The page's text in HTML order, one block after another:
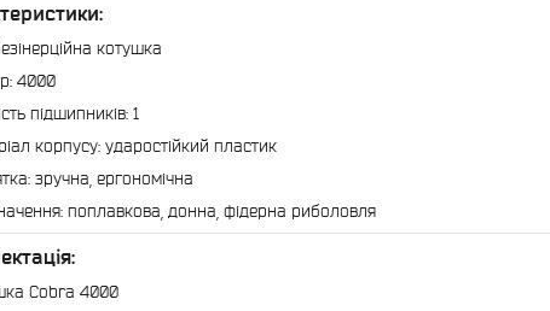
котушка
4000
підшипників: 1
корпусу: ударостійкий пластик
зручна, ергономічна
поплавкова, донна, фідерна риболовля
Cobra 4000